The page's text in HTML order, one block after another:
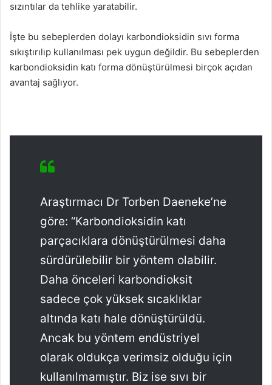
sızıntılar da tehlike yaratabilir.
İşte bu sebeplerden dolayı karbondioksidin sıvı forma
sıkıştırılıp kullanılması pek uygun değildir. Bu sebeplerden
karbondioksidin katı forma dönüştürülmesi birçok açıdan
avantaj sağlıyor.
Araştırmacı Dr Torben Daeneke’ne
göre: “Karbondioksidin katı
parçacıklara dönüştürülmesi daha
sürdürülebilir bir yöntem olabilir.
Daha önceleri karbondioksit
sadece çok yüksek sıcaklıklar
altında katı hale dönüştürüldü.
Ancak bu yöntem endüstriyel
olarak oldukça verimsiz olduğu için
kullanılmamıştır. Biz ise sıvı bir